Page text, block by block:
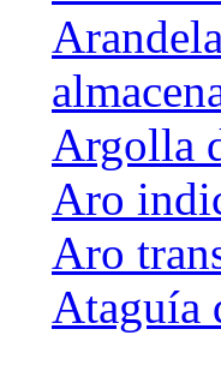
Argolla
Aro
Aro
Ataguía